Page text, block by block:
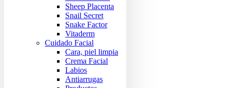
Sheep Placenta
Snail Secret
Snake Factor
Vitaderm
Cuidado Facial
Cara, piel limpia
Crema Facial
Labios
Antiarrugas